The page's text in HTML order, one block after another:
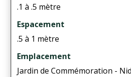
.1 à .5 mètre
Espacement
.5 à 1 mètre
Emplacement
Jardin de Commémoration -